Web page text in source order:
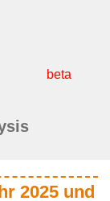
beta
2025 und